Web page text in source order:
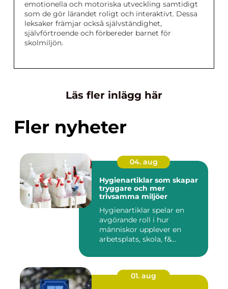
emotionella och motoriska utveckling samtidigt
som de gör lärandet roligt och interaktivt. Dessa
leksaker främjar också självständighet,
självförtroende och förbereder barnet för
skolmiljön.
Läs fler inlägg här
Fler nyheter
04. aug
Hygienartiklar som skapar
tryggare och mer
trivsamma miljöer
Hygienartiklar spelar en
avgörande roll i hur
människor upplever en
arbetsplats, skola, f&...
01. aug